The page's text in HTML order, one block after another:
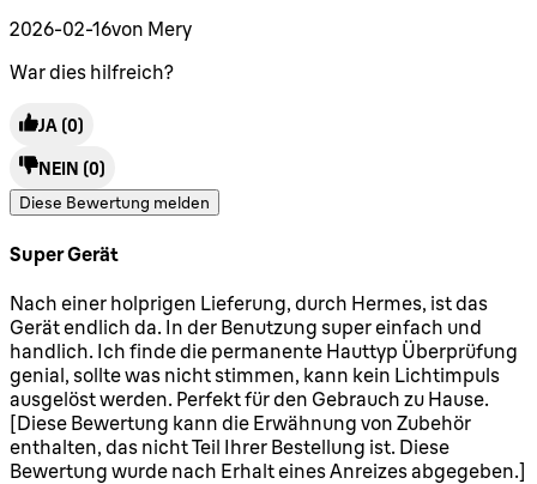
2026-02-16von Mery
War dies hilfreich?
JA (0)
NEIN (0)
Diese Bewertung melden
Super Gerät
5 Sterne von maximal 5
Nach einer holprigen Lieferung, durch Hermes, ist das
Gerät endlich da. In der Benutzung super einfach und
handlich. Ich finde die permanente Hauttyp Überprüfung
genial, sollte was nicht stimmen, kann kein Lichtimpuls
ausgelöst werden. Perfekt für den Gebrauch zu Hause.
[Diese Bewertung kann die Erwähnung von Zubehör
enthalten, das nicht Teil Ihrer Bestellung ist. Diese
Bewertung wurde nach Erhalt eines Anreizes abgegeben.]